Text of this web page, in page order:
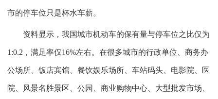
市的停车位只是杯水车薪。
资料显示，我国城市机动车的保有量与停车位之比仅为
1:0.2，满足率仅16%左右。在很多城市的行政单位、商务办
公场所、饭店宾馆、餐饮娱乐场所、车站码头、电影院、医
院、风景名胜景区、公园、商业购物中心、大型批发市场、